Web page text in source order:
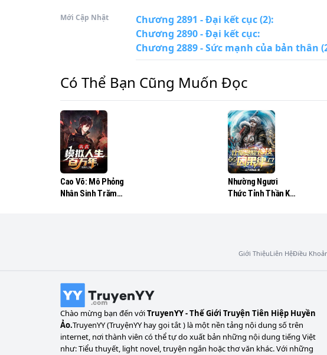
Kiếp trước chết trong tức tưởi, kiếp này quyết thà phụ
nhẫn mạnh mẽ! Nói ta là ma, ta sẽ là tà ma thao túng
Mới Cập Nhật Chương 2891 - Đại kết cục (2):
Chương 2890 - Đại kết cục:
Chương 2889 - Sức mạnh của bản thân
Có Thể Bạn Cũng Muốn Đọc
Cao Võ: Mô Phỏng
Nhân Sinh Trăm
Nhường Ngươi
Thức Tỉnh Thần Kỹ,
Giới ThiệuLiên HệĐiều
Chào mừng bạn đến vớiTruyenYY - Thế Giới Truyện Tiên Hiệp Huyền
Ảo.TruyenYY (TruyệnYY hay gọi tắt ) là một nền tảng nội dung số trên
internet, nơi thành viên có thể tự do xuất bản những nội dung tiếng Việt
như: Tiểu thuyết, light novel, truyện ngắn hoặc thơ văn khác. Với những